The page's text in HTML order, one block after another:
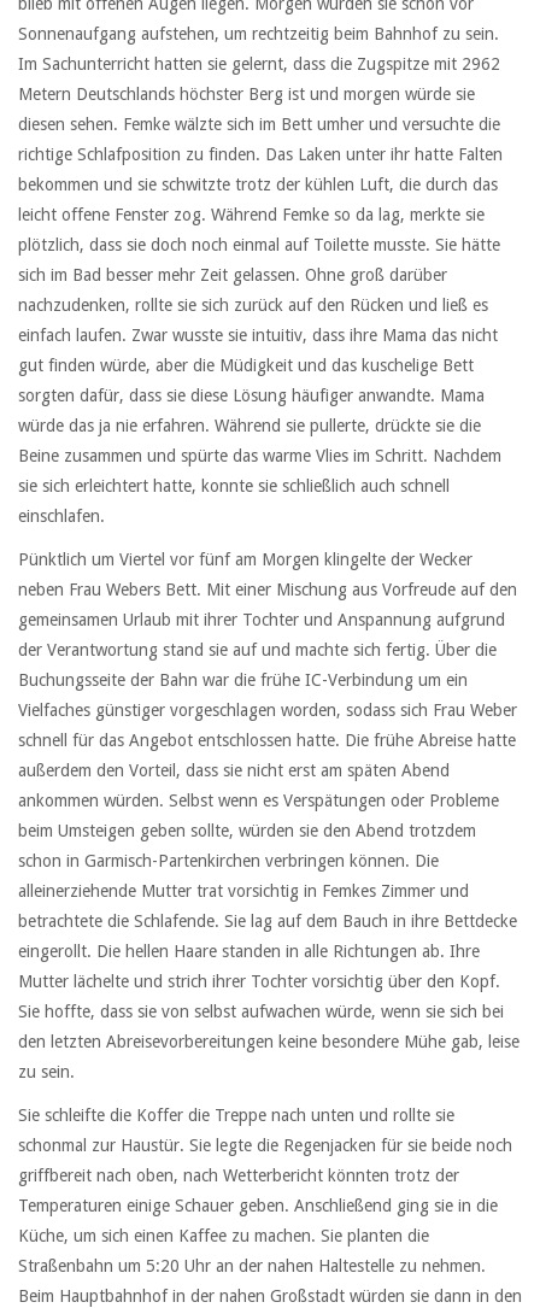
Sonnenaufgang aufstehen, um rechtzeitig beim Bahnhof zu sein.
Im Sachunterricht hatten sie gelernt, dass die Zugspitze mit 2962
Metern Deutschlands höchster Berg ist und morgen würde sie
diesen sehen. Femke wälzte sich im Bett umher und versuchte die
richtige Schlafposition zu finden. Das Laken unter ihr hatte Falten
bekommen und sie schwitzte trotz der kühlen Luft, die durch das
leicht offene Fenster zog. Während Femke so da lag, merkte sie
plötzlich, dass sie doch noch einmal auf Toilette musste. Sie hätte
sich im Bad besser mehr Zeit gelassen. Ohne groß darüber
nachzudenken, rollte sie sich zurück auf den Rücken und ließ es
einfach laufen. Zwar wusste sie intuitiv, dass ihre Mama das nicht
gut finden würde, aber die Müdigkeit und das kuschelige Bett
sorgten dafür, dass sie diese Lösung häufiger anwandte. Mama
würde das ja nie erfahren. Während sie pullerte, drückte sie die
Beine zusammen und spürte das warme Vlies im Schritt. Nachdem
sie sich erleichtert hatte, konnte sie schließlich auch schnell
einschlafen.
Pünktlich um Viertel vor fünf am Morgen klingelte der Wecker
neben Frau Webers Bett. Mit einer Mischung aus Vorfreude auf den
gemeinsamen Urlaub mit ihrer Tochter und Anspannung aufgrund
der Verantwortung stand sie auf und machte sich fertig. Über die
Buchungsseite der Bahn war die frühe IC-Verbindung um ein
Vielfaches günstiger vorgeschlagen worden, sodass sich Frau Weber
schnell für das Angebot entschlossen hatte. Die frühe Abreise hatte
außerdem den Vorteil, dass sie nicht erst am späten Abend
ankommen würden. Selbst wenn es Verspätungen oder Probleme
beim Umsteigen geben sollte, würden sie den Abend trotzdem
schon in Garmisch-Partenkirchen verbringen können. Die
alleinerziehende Mutter trat vorsichtig in Femkes Zimmer und
betrachtete die Schlafende. Sie lag auf dem Bauch in ihre Bettdecke
eingerollt. Die hellen Haare standen in alle Richtungen ab. Ihre
Mutter lächelte und strich ihrer Tochter vorsichtig über den Kopf.
Sie hoffte, dass sie von selbst aufwachen würde, wenn sie sich bei
den letzten Abreisevorbereitungen keine besondere Mühe gab, leise
zu sein.
Sie schleifte die Koffer die Treppe nach unten und rollte sie
schonmal zur Haustür. Sie legte die Regenjacken für sie beide noch
griffbereit nach oben, nach Wetterbericht könnten trotz der
Temperaturen einige Schauer geben. Anschließend ging sie in die
Küche, um sich einen Kaffee zu machen. Sie planten die
Straßenbahn um 5:20 Uhr an der nahen Haltestelle zu nehmen.
Beim Hauptbahnhof in der nahen Großstadt würden sie dann in den